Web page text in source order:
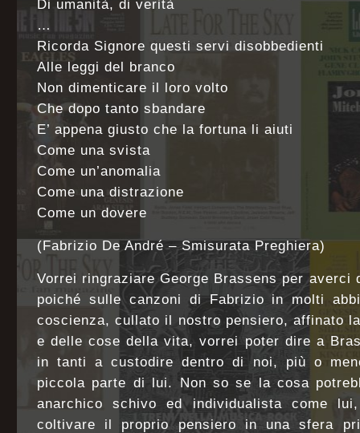
Di umanità, di verità
…
Ricorda Signore questi servi disobbedienti
Alle leggi del branco
Non dimenticare il loro volto
Che dopo tanto sbandare
E’ appena giusto che la fortuna li aiuti
Come una svista
Come un’anomalia
Come una distrazione
Come un dovere
(Fabrizio De André – Smisurata Preghiera)
Vorrei ringraziare George Brassens per averci
poiché sulle canzoni di Fabrizio in molti
coscienza, cullato il nostro pensiero, affinato
e delle cose della vita, vorrei poter dire a
in tanti a custodire dentro di noi, più o
piccola parte di lui. Non so se la cosa
anarchico schivo ed individualista come
coltivare il proprio pensiero in una sfera